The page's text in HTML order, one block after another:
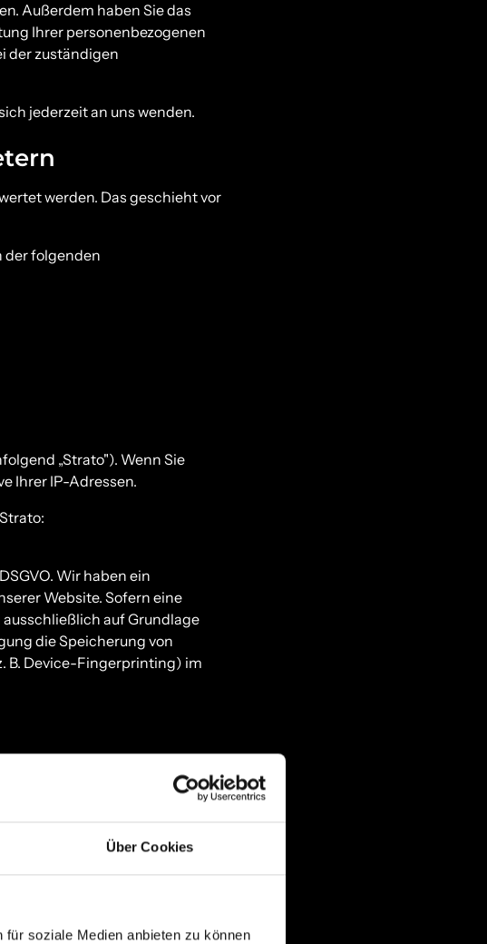
Über Cookies
soziale Medien anbieten zu können
Außerdem haben Sie das
Ihrer personenbezogenen
der zuständigen
jederzeit an uns wenden.
werden. Das geschieht vor
der folgenden
„Strato"). Wenn Sie
Ihrer IP-Adressen.
Wir haben ein
Website. Sofern eine
auf Grundlage
die Speicherung von
B. Device-Fingerprinting) im
Vertrag, der
nur nach unseren